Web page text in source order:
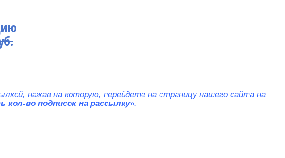
нажав на которую, перейдете на страницу нашего сайта на
кол-во подписок на рассылку».